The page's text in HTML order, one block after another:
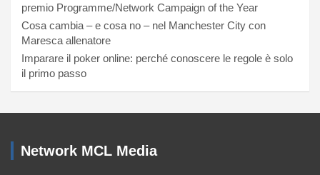
premio Programme/Network Campaign of the Year
Cosa cambia – e cosa no – nel Manchester City con
Maresca allenatore
Imparare il poker online: perché conoscere le regole è solo
il primo passo
Network MCL Media